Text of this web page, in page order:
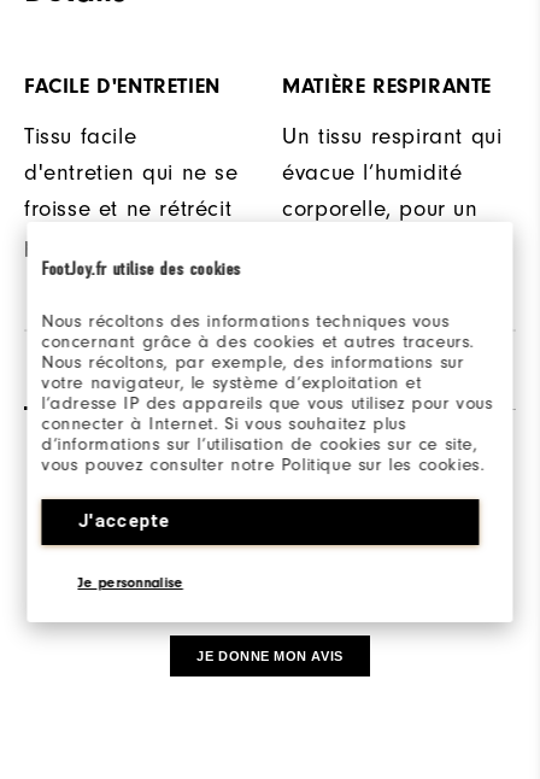
FootJoy.fr utilise des cookies
Nous récoltons des informations techniques vous
concernant grâce à des cookies et autres traceurs.
Nous récoltons, par exemple, des informations sur
votre navigateur, le système d’exploitation et
l’adresse IP des appareils que vous utilisez pour vous
connecter à Internet. Si vous souhaitez plus
d’informations sur l’utilisation de cookies sur ce site,
vous pouvez consulter notre Politique sur les cookies.
J'accepte
Je personnalise
FACILE D'ENTRETIEN
Tissu facile
d'entretien qui ne se
froisse et ne rétrécit
pratiquement pas.
MATIÈRE RESPIRANTE
Un tissu respirant qui
évacue l’humidité
corporelle, pour un
Avis Q&R
Share your thoughts with other customers.
JE DONNE MON AVIS